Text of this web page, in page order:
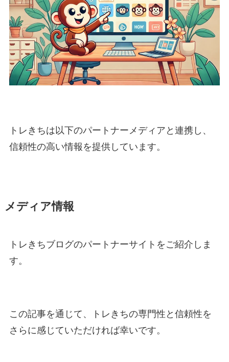
トレきちは以下のパートナーメディアと連携し、
信頼性の高い情報を提供しています。
メディア情報
トレきちブログのパートナーサイトをご紹介しま
す。
この記事を通じて、トレきちの専門性と信頼性を
さらに感じていただければ幸いです。